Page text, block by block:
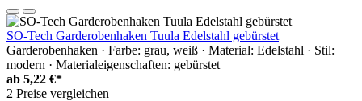
SO-Tech Garderobenhaken Tuula Edelstahl gebürstet
Garderobenhaken · Farbe: grau, weiß · Material: Edelstahl · Stil:
modern · Materialeigenschaften: gebürstet
ab 5,22 €*
2 Preise vergleichen